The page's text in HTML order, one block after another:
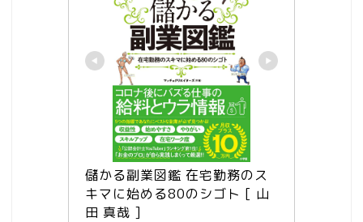
儲かる副業図鑑 在宅勤務のス
キマに始める80のシゴト [ 山
田 真哉 ]